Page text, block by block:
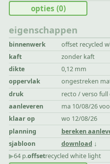
eigenschappen
binnenwerk offset recycled
kaft
zonder kaft
dikte
0,12 mm
oppervlak
ongestreken
druk
recto / verso full
aanleveren
ma 10/08/26
klaar op
wo 12/08/26
planning
bereken
sjabloon
download
opties (0)
▶︎64 p.offsetrecycled white light